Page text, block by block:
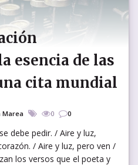
esencia de las
cita mundial
Marea 0 0
debe pedir. / Aire y luz,
/ Aire y luz, pero ven /
los versos que el poeta y